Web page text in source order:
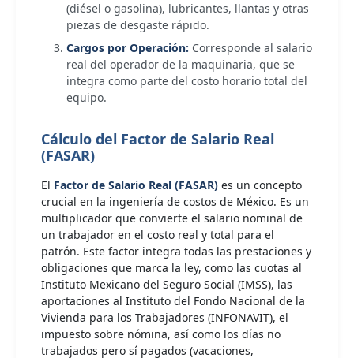
(diésel o gasolina), lubricantes, llantas y otras
piezas de desgaste rápido.
Cargos por Operación: Corresponde al salario
real del operador de la maquinaria, que se
integra como parte del costo horario total del
equipo.
Cálculo del Factor de Salario Real
(FASAR)
El Factor de Salario Real (FASAR) es un concepto
crucial en la ingeniería de costos de México. Es un
multiplicador que convierte el salario nominal de
un trabajador en el costo real y total para el
patrón. Este factor integra todas las prestaciones y
obligaciones que marca la ley, como las cuotas al
Instituto Mexicano del Seguro Social (IMSS), las
aportaciones al Instituto del Fondo Nacional de la
Vivienda para los Trabajadores (INFONAVIT), el
impuesto sobre nómina, así como los días no
trabajados pero sí pagados (vacaciones,